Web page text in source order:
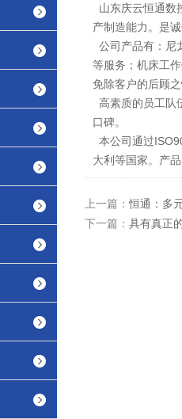
山东庆云恒通数
产制造能力。是
公司产品有：尼
等服务；机床工
免除客户的后顾
高素质的员工队
口碑。
本公司通过
大利等国家。产
上一篇：恒通：多
下一篇： 具有真正